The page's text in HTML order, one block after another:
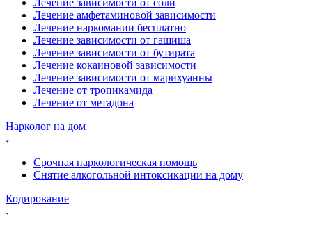
Лечение зависимости от соли
Лечение амфетаминовой зависимости
Лечение наркомании бесплатно
Лечение зависимости от гашиша
Лечение зависимости от бутирата
Лечение кокаиновой зависимости
Лечение зависимости от марихуанны
Лечение от тропикамида
Лечение от метадона
Нарколог на дом
Срочная наркологическая помощь
Снятие алкогольной интоксикации на дому
Кодирование